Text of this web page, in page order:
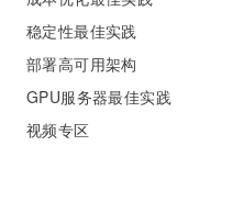
稳定性最佳实践
部署高可用架构
GPU服务器最佳实践
视频专区